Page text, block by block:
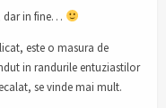
dar in fine…
este o masura de
in randurile entuziastilor
se vinde mai mult.